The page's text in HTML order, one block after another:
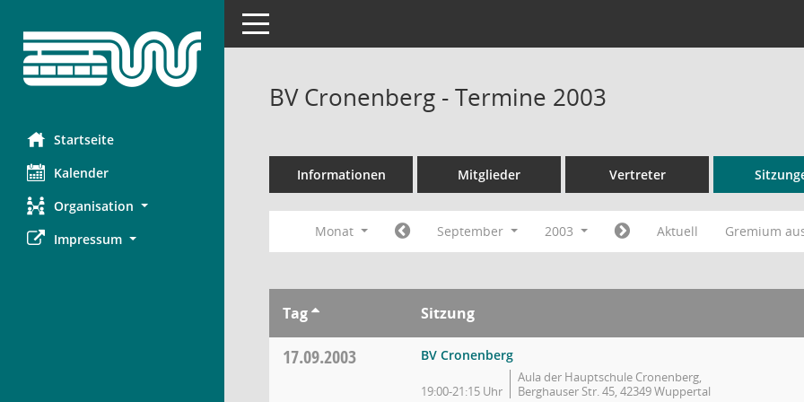
Startseite
Kalender
Organisation
Impressum
Toggle navigation
BV Cronenberg - Termine 2003
Informationen Mitglieder Vertreter
Monat September 2003 Aktuell Gremium
Tag Sitzung
17.09.2003 BV Cronenberg
19:00-21:15 Uhr
Aula der Hauptschule Cronenberg,
Berghauser Str. 45, 42349 Wuppertal